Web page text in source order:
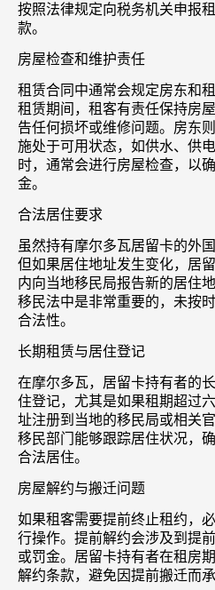
按照法律规定向税务机关申报
款。
房屋检查和维护责任
租赁合同中通常会规定房东和
租赁期间，租客有责任保持房
告任何损坏或维修问题。房东
施处于可用状态，如供水、供
时，通常会进行房屋检查，以
金。
合法居住要求
虽然持有摩尔多瓦居留卡的外
但如果居住地址发生变化，居
内向当地移民局报告新的居住
移民法中是非常重要的，未按
合法性。
长期租赁与居住登记
在摩尔多瓦，居留卡持有者的
住登记，尤其是如果租期超过
址注册到当地的移民局或相关
移民部门能够跟踪居住状况，
合法居住。
房屋解约与搬迁问题
如果租客需要提前终止租约，
行操作。提前解约会涉及到提
或罚金。居留卡持有者在租房
解约条款，避免因提前搬迁而